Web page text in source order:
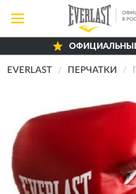
EVERLAST ПЕРЧАТКИ